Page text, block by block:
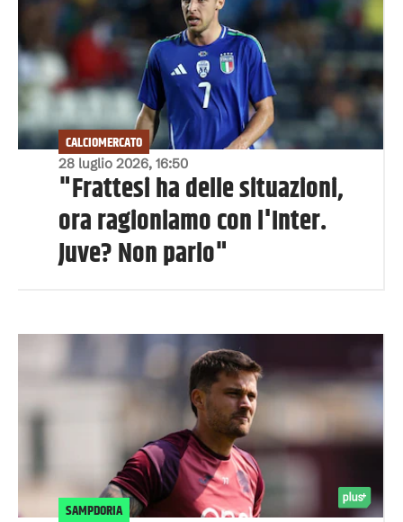
28 luglio 2026, 16:50
CALCIOMERCATO
"Frattesi ha delle situazioni,
ora ragioniamo con l'Inter.
Juve? Non parlo"
SAMPDORIA